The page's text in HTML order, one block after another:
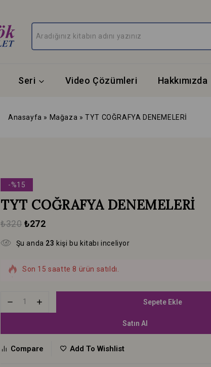
Seri Video Çözümleri Hakkımızda
Anasayfa » Mağaza »TYT COĞRAFYA DENEMELERİ
-%15
TYT COĞRAFYA DENEMELERİ
₺320 ₺272
Şu anda 23 kişi bu kitabı inceliyor
Hızla satılıyor! Bu kitabı 12 kişi sepetine ekledi
Sepete Ekle
Satın Al
Compare Add To Wishlist